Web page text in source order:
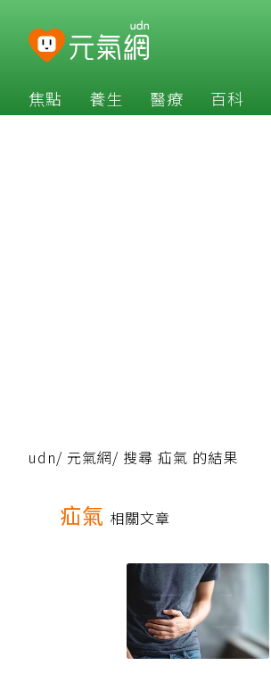
焦點 養生 醫療 百科
udn/ 元氣網/ 搜尋 疝氣 的結果
疝氣 相關文章